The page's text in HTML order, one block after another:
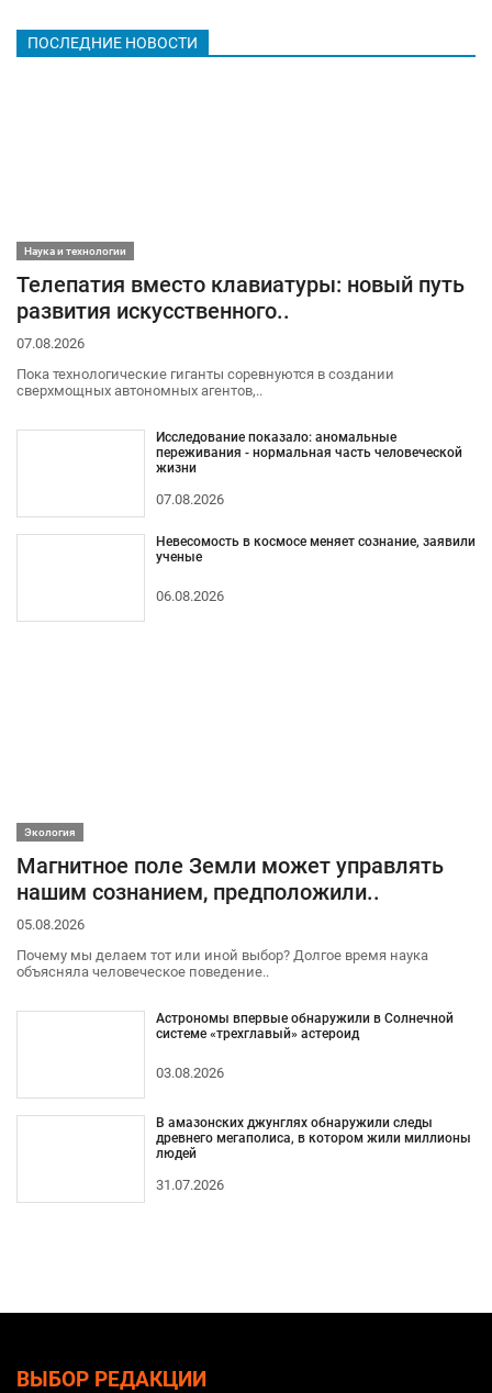
ПОСЛЕДНИЕ НОВОСТИ
Наука и технологии
Телепатия вместо клавиатуры: новый путь
развития искусственного..
07.08.2026
Пока технологические гиганты соревнуются в создании
сверхмощных автономных агентов,..
Исследование показало: аномальные
переживания - нормальная часть человеческой
жизни
07.08.2026
Невесомость в космосе меняет сознание, заявили
ученые
06.08.2026
Экология
Магнитное поле Земли может управлять
нашим сознанием, предположили..
05.08.2026
Почему мы делаем тот или иной выбор? Долгое время наука
объясняла человеческое поведение..
Астрономы впервые обнаружили в Солнечной
системе «трехглавый» астероид
03.08.2026
В амазонских джунглях обнаружили следы
древнего мегаполиса, в котором жили миллионы
людей
31.07.2026
ВЫБОР РЕДАКЦИИ